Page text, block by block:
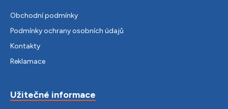
Obchodní podmínky
Podmínky ochrany osobních údajů
Kontakty
Reklamace
Užitečné informace